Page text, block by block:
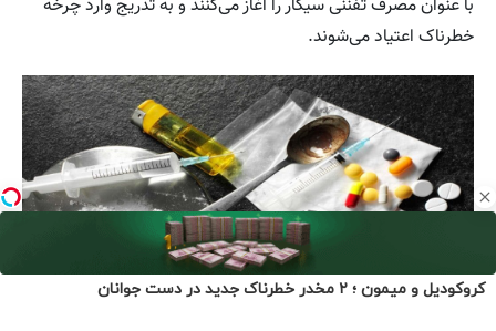
کروکودیل و میمون ؛ ۲ مخدر خطرناک جدید در دست جوانان